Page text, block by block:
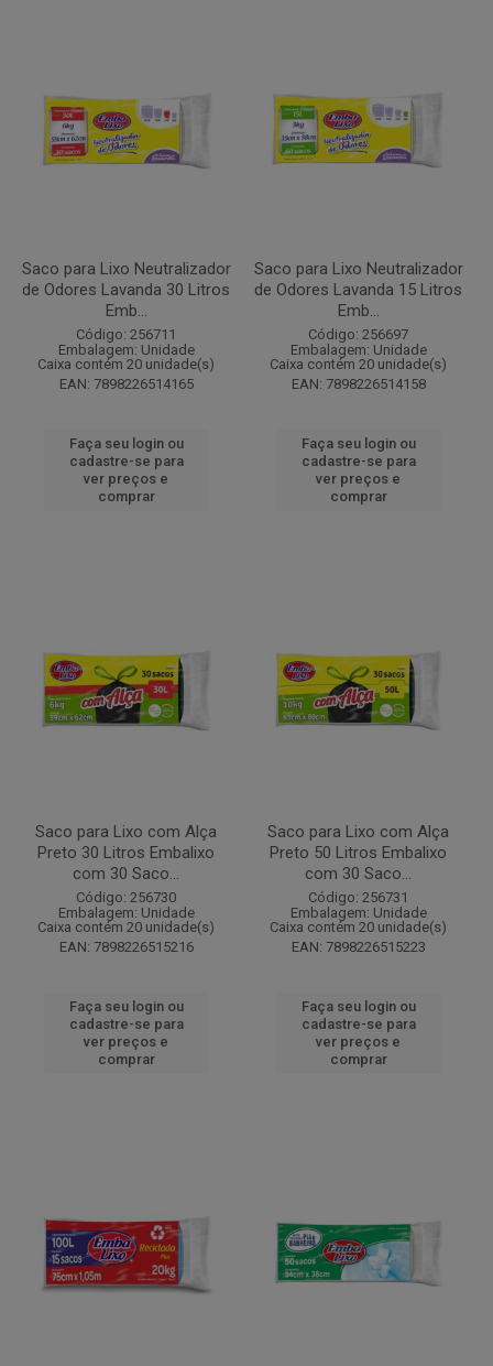
Saco para Lixo Neutralizador
de Odores Lavanda 30 Litros
Emb...
Código: 256711
Embalagem: Unidade
Caixa contém 20 unidade(s)
EAN: 7898226514165
Faça seu login ou
cadastre-se para
ver preços e
comprar
Saco para Lixo Neutralizador
de Odores Lavanda 15 Litros
Emb...
Código: 256697
Embalagem: Unidade
Caixa contém 20 unidade(s)
EAN: 7898226514158
Faça seu login ou
cadastre-se para
ver preços e
comprar
Saco para Lixo com Alça
Preto 30 Litros Embalixo
com 30 Saco...
Código: 256730
Embalagem: Unidade
Caixa contém 20 unidade(s)
EAN: 7898226515216
Faça seu login ou
cadastre-se para
ver preços e
comprar
Saco para Lixo com Alça
Preto 50 Litros Embalixo
com 30 Saco...
Código: 256731
Embalagem: Unidade
Caixa contém 20 unidade(s)
EAN: 7898226515223
Faça seu login ou
cadastre-se para
ver preços e
comprar